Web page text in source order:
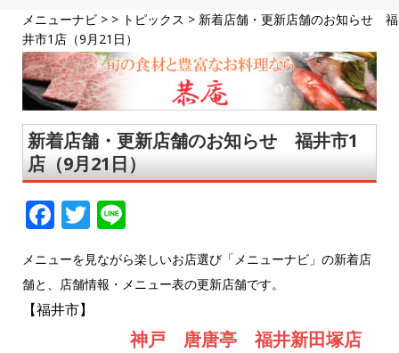
メニューナビ > > トピックス > 新着店舗・更新店舗のお知らせ 福
井市1店（9月21日）
新着店舗・更新店舗のお知らせ 福井市1
店（9月21日）
F
c
e
b
T
it
te
n
e
メニューを見ながら楽しいお店選び「メニューナビ」の新着店
舗と、店舗情報・メニュー表の更新店舗です。
【福井市】
神戸 唐唐亭 福井新田塚店